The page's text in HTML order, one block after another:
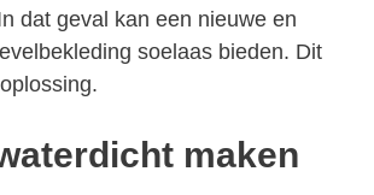
dat geval kan een nieuwe en
soelaas bieden. Dit
maken